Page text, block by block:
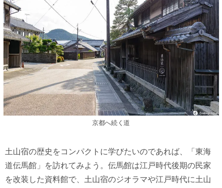
京都へ続く道
土山宿の歴史をコンパクトに学びたいのであれば、「東海
道伝馬館」を訪れてみよう。伝馬館は江戸時代後期の民家
を改装した資料館で、土山宿のジオラマや江戸時代に土山